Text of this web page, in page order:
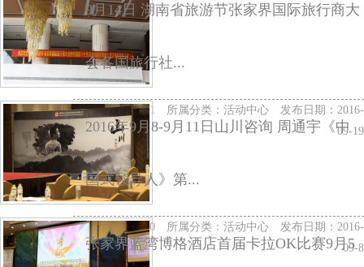
9月14日 湖南省旅游节张家界国际旅行商大
会各国旅行社...
访问量：2391 所属分类： 活动中心 发布日期：2016-
09-19
2016年9月8-9月11日山川咨询 周通宇《中
国式领导人》第...
访问量：2370 所属分类： 活动中心 发布日期：2016-
09-8
张家界蓝湾博格酒店首届卡拉OK比赛9月5